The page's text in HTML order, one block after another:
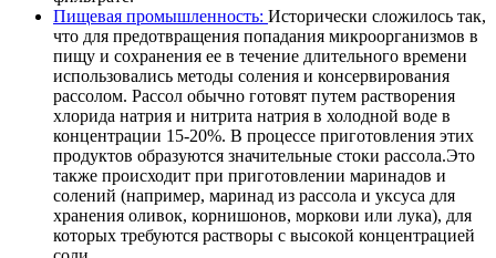
Пищевая промышленность: Исторически сложилось так,
что для предотвращения попадания микроорганизмов в
пищу и сохранения ее в течение длительного времени
использовались методы соления и консервирования
рассолом. Рассол обычно готовят путем растворения
хлорида натрия и нитрита натрия в холодной воде в
концентрации 15-20%. В процессе приготовления этих
продуктов образуются значительные стоки рассола.Это
также происходит при приготовлении маринадов и
солений (например, маринад из рассола и уксуса для
хранения оливок, корнишонов, моркови или лука), для
которых требуются растворы с высокой концентрацией